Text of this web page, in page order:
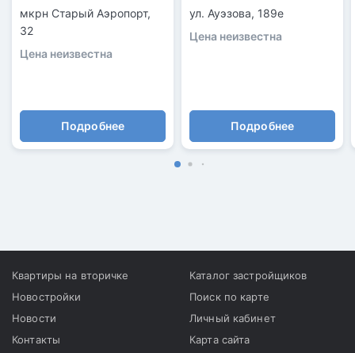
мкрн Старый Аэропорт,
32
Цена неизвестна
Подробнее
ул. Ауэзова, 189е
Цена неизвестна
Подробнее
Квартиры на вторичке
Новостройки
Новости
Контакты
Каталог застройщиков
Поиск по карте
Личный кабинет
Карта сайта